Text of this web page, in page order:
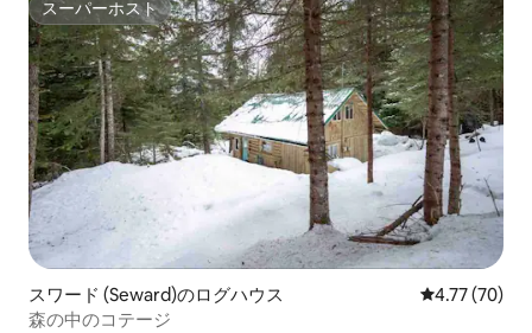
スーパーホスト
スーパーホスト
スワード (Seward)のログハウス レビュー70
4.77 (70)
森の中のコテージ